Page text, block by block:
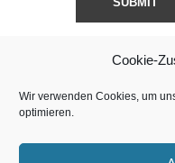
Cookie-
Wir verwenden Cookies, um
optimieren.